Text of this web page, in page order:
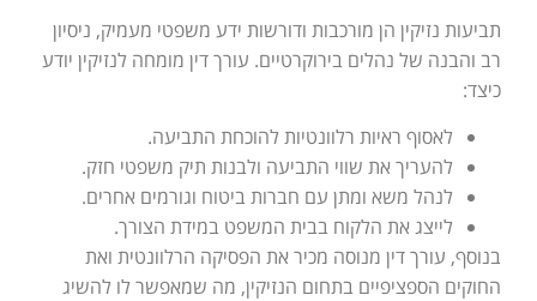
תביעות נזיקין הן מורכבות ודורשות ידע משפטי מעמיק, ניסיון
רב והבנה של נהלים בירוקרטיים. עורך דין מומחה לנזיקין יודע
כיצד:
לאסוף ראיות רלוונטיות להוכחת התביעה.
להעריך את שווי התביעה ולבנות תיק משפטי חזק.
לנהל משא ומתן עם חברות ביטוח וגורמים אחרים.
לייצג את הלקוח בבית המשפט במידת הצורך.
בנוסף, עורך דין מנוסה מכיר את הפסיקה הרלוונטית ואת
החוקים הספציפיים בתחום הנזיקין, מה שמאפשר לו להשיג